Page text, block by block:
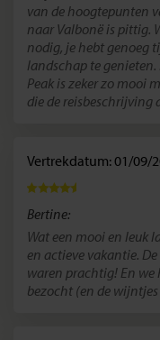
van de hoogtepunten
naar Valbonë is pittig.
nodig, je hebt genoeg
landschap te
Peak is zeker zo mooi
die de reisbeschrijving
Vertrekdatum: 01/09/
Bertine:
Wat een mooi en leuk
en actieve vakantie.
waren prachtig! En we
bezocht (en de